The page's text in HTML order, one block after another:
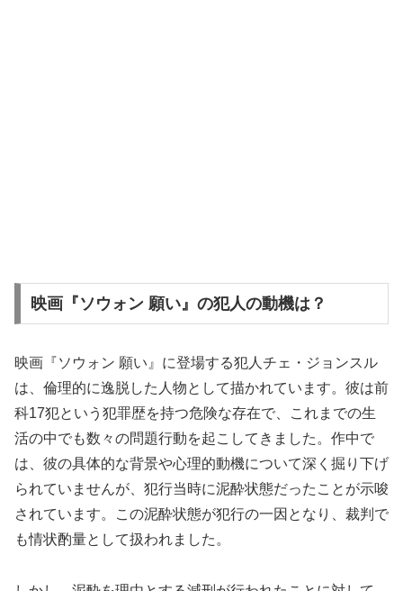
映画『ソウォン 願い』の犯人の動機は？
映画『ソウォン 願い』に登場する犯人チェ・ジョンスル
は、倫理的に逸脱した人物として描かれています。彼は前
科17犯という犯罪歴を持つ危険な存在で、これまでの生
活の中でも数々の問題行動を起こしてきました。作中で
は、彼の具体的な背景や心理的動機について深く掘り下げ
られていませんが、犯行当時に泥酔状態だったことが示唆
されています。この泥酔状態が犯行の一因となり、裁判で
も情状酌量として扱われました。